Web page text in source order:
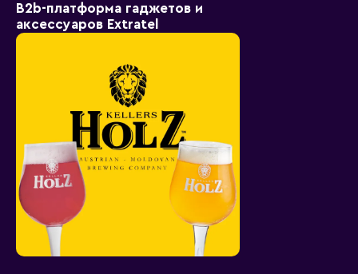
B2b-платформа гаджетов и
аксессуаров Extratel